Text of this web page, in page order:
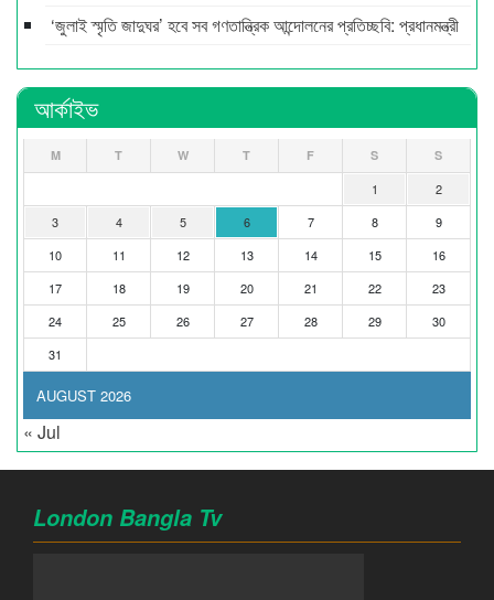
‘জুলাই স্মৃতি জাদুঘর’ হবে সব গণতান্ত্রিক আন্দোলনের প্রতিচ্ছবি: প্রধানমন্ত্রী
আর্কাইভ
AUGUST 2026
M T W T F S S
1
2
3
4 5 6 7 8
9
10
11 12 13 14 15
16
17
18 19 20 21 22
23
24
25 26 27 28 29
30
31
« Jul
London Bangla Tv